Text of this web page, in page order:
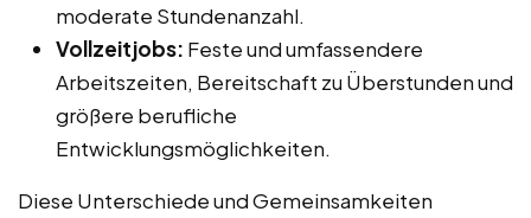
moderate Stundenanzahl.
Vollzeitjobs: Feste und umfassendere
Arbeitszeiten, Bereitschaft zu Überstunden und
größere berufliche
Entwicklungsmöglichkeiten.
Diese Unterschiede und Gemeinsamkeiten